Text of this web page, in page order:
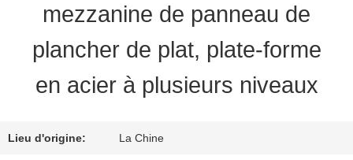
QUALITÉ
CONTACT
DEMANDE
mezzanine de panneau de
plancher de plat, plate-forme
en acier à plusieurs niveaux
Lieu d'origine: La Chine